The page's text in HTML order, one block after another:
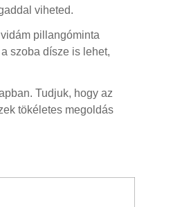
viheted.
pillangóminta
szoba dísze is lehet,
Tudjuk, hogy az
tökéletes megoldás